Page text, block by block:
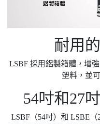
耐用
LSBF 採用鋁製箱體，增
塑料，並
54吋和27
LSBF（54吋）和 LSBE